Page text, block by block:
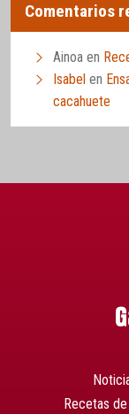
Comentarios
Ainoa en
Isabel en
cacahuete
Recetas